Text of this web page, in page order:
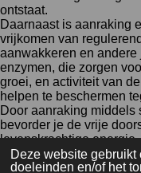
Deze website
doeleinden en/of het
ontstaat.
Daarnaast is aanraking
vrijkomen van
aanwakkeren en
enzymen, die zorgen
groei, en activiteit van
helpen te beschermen
Door aanraking middels
bevorder je de vrije
levenskrachtige
noodzakelijk voor alle
je je lekkerder voelt en